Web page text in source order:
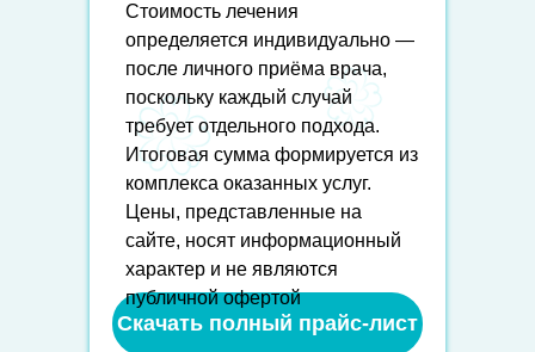
Скачать полный прайс-лист
Стоимость лечения
определяется индивидуально —
после личного приёма врача,
поскольку каждый случай
требует отдельного подхода.
Итоговая сумма формируется из
комплекса оказанных услуг.
Цены, представленные на
сайте, носят информационный
характер и не являются
публичной офертой